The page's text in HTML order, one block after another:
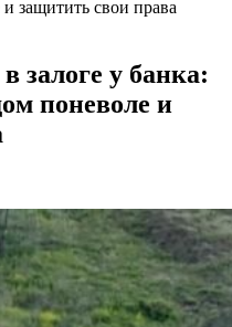
защитить свои права
залоге у банка:
поневоле и